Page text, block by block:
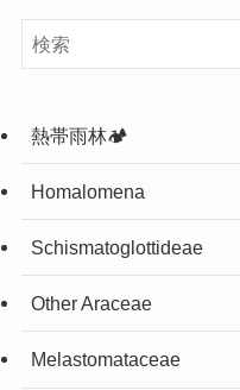
熱帯雨林🏕️
Homalomena
Schismatoglottideae
Other Araceae
Melastomataceae